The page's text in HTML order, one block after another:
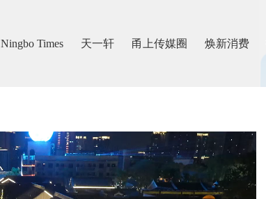
Ningbo Times 天一轩 甬上传媒圈 焕新消费